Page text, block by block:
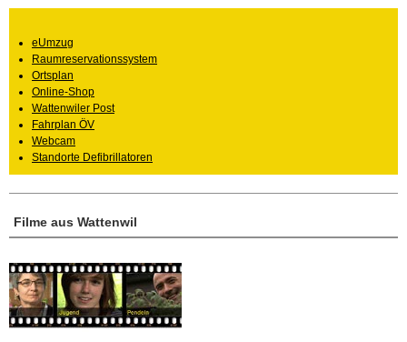
Filme aus Wattenwil
eUmzug
Raumreservationssystem
Ortsplan
Online-Shop
Wattenwiler Post
Fahrplan ÖV
Webcam
Standorte Defibrillatoren